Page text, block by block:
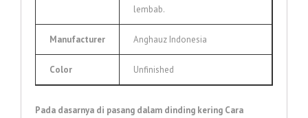
lembab.
Manufacturer Anghauz Indonesia
Color Unfinished
Pada dasarnya di pasang dalam dinding kering Cara